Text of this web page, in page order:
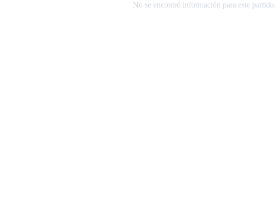
No se encontró información para este partido.